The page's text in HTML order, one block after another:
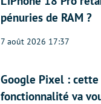
pénuries de RAM ?
7 août 2026 17:37
Google Pixel :
fonctionnalité va